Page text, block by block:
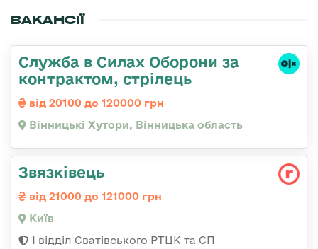
ВАКАНСІЇ
Служба в Силах Оборони за
контрактом, стрілець
від 20100 до 120000 грн
Вінницькі Хутори, Вінницька область
Звязківець
від 21000 до 121000 грн
Київ
1 відділ Сватівського РТЦК та СП